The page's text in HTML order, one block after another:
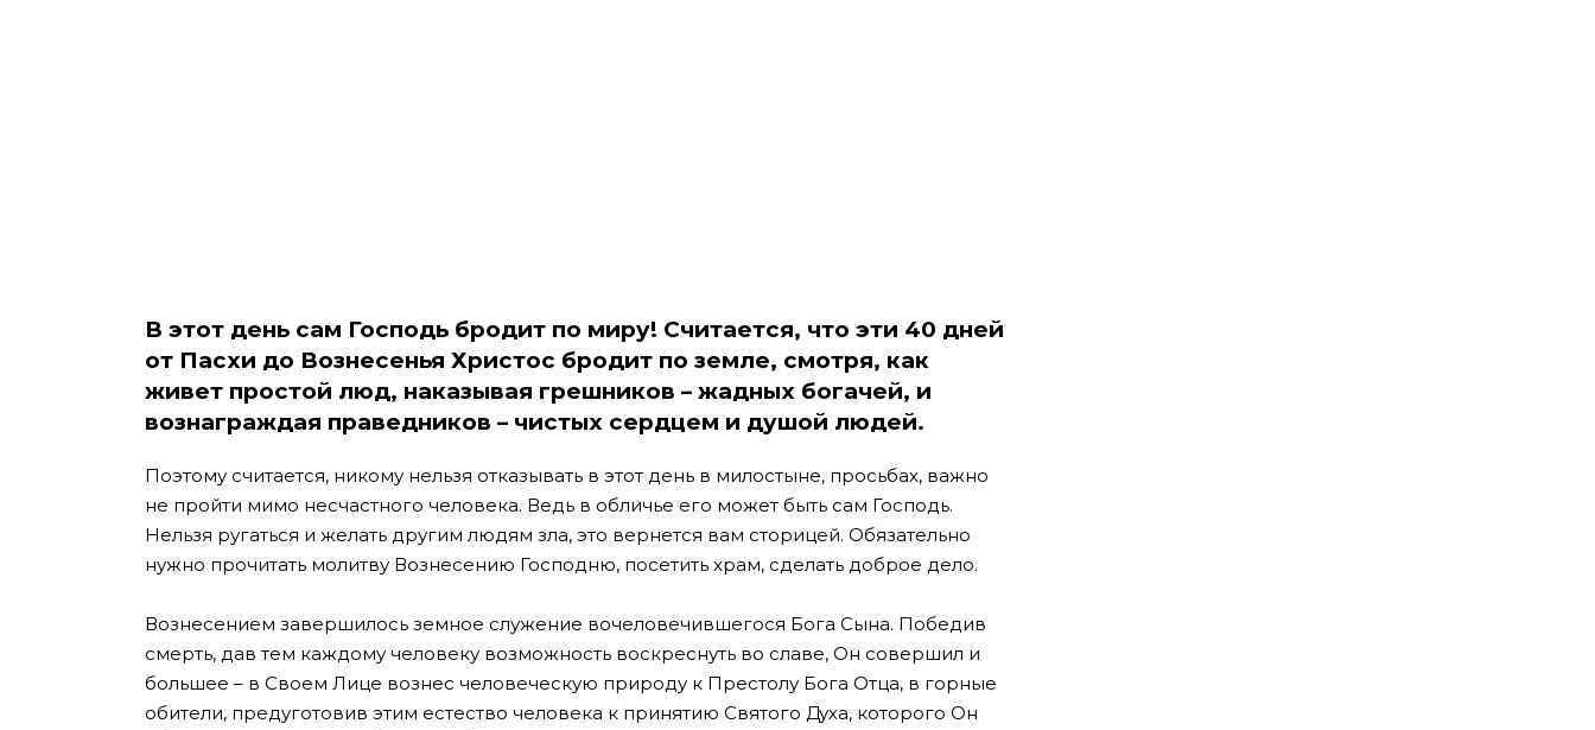
В этот день сам Господь бродит по миру! Считается, что эти 40 дней
от Пасхи до Вознесенья Христос бродит по земле, смотря, как
живет простой люд, наказывая грешников – жадных богачей, и
вознаграждая праведников – чистых сердцем и душой людей.
Поэтому считается, никому нельзя отказывать в этот день в милостыне, просьбах, важно
не пройти мимо несчастного человека. Ведь в обличье его может быть сам Господь.
Нельзя ругаться и желать другим людям зла, это вернется вам сторицей. Обязательно
нужно прочитать молитву Вознесению Господню, посетить храм, сделать доброе дело.
Вознесением завершилось земное служение вочеловечившегося Бога Сына. Победив
смерть, дав тем каждому человеку возможность воскреснуть во славе, Он совершил и
большее – в Своем Лице вознес человеческую природу к Престолу Бога Отца, в горные
обители, предуготовив этим естество человека к принятию Святого Духа, которого Он